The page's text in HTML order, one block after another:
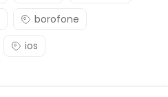
borofone
ios